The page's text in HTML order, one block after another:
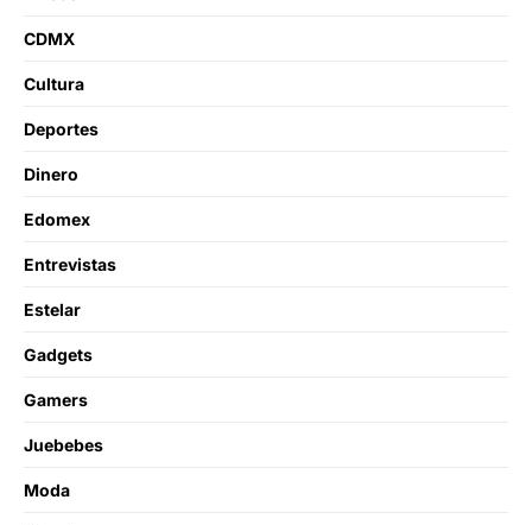
CDMX
Cultura
Deportes
Dinero
Edomex
Entrevistas
Estelar
Gadgets
Gamers
Juebebes
Moda